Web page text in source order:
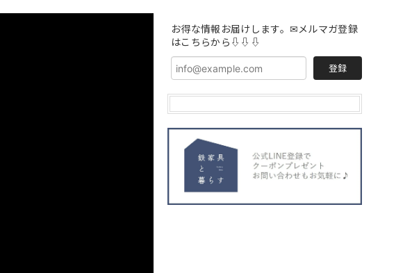
お得な情報お届けします。✉メルマガ登録
はこちらから⇩⇩⇩
登録